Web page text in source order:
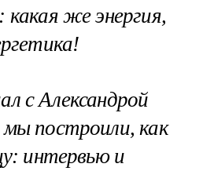
же энергия,
с Александрой
построили, как
интервью и